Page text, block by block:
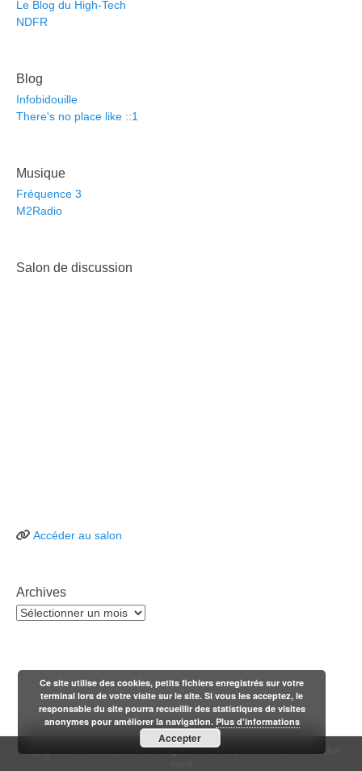
Le Blog du High-Tech
NDFR
Blog
Infobidouille
There's no place like ::1
Musique
Fréquence 3
M2Radio
Salon de discussion
Accéder au salon
Archives
Archives
n'1fo[r-matik]. All Rights Reserved. | n1fo catch theme de
1for-
Ce site utilise des cookies, petits fichiers enregistrés sur votre
terminal lors de votre visite sur le site. Si vous les acceptez, le
responsable du site pourra recueillir des statistiques de visites
anonymes pour améliorer la navigation. Plus d’informations
Accepter